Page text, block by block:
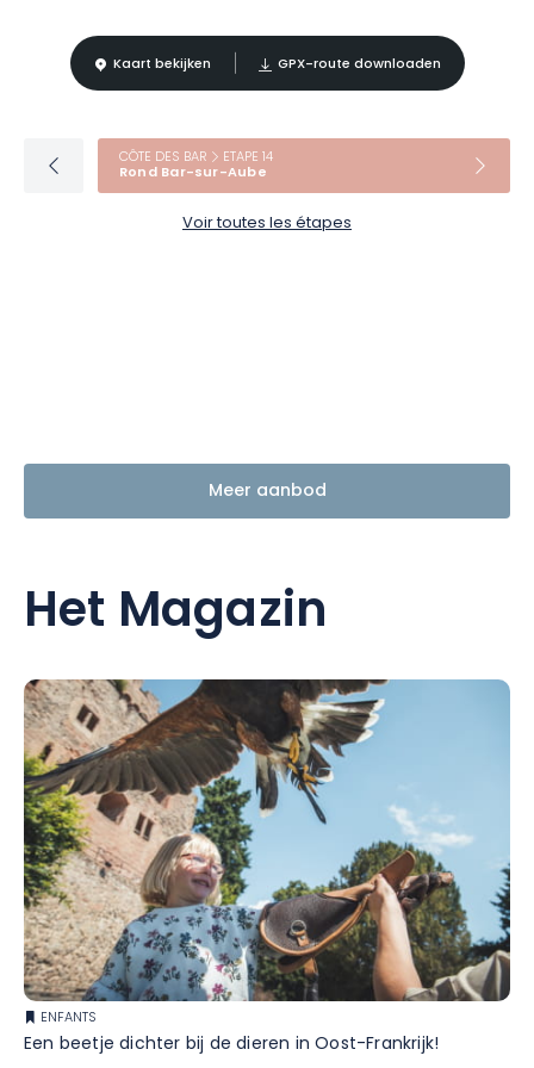
Kaart bekijken GPX-route downloaden
CÔTE DES BAR ETAPE 14
Rond Bar-sur-Aube
Voir toutes les étapes
Meer aanbod
Het Magazin
ENFANTS
Een beetje dichter bij de dieren in Oost-Frankrijk!